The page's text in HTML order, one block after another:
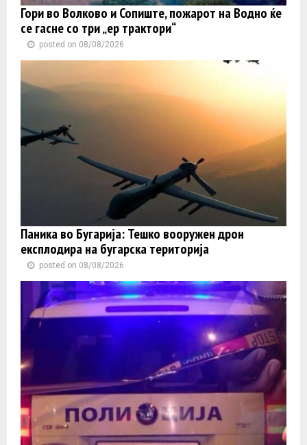
Гори во Волково и Сопиште, пожарот на Водно ќе
се гасне со три „ер трактори“
posted on 08/08/2026
Паника во Бугарија: Тешко вооружен дрон
експлодира на бугарска територија
posted on 08/08/2026